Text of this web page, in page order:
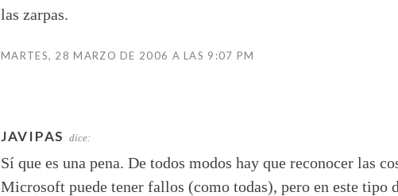
las zarpas.
MARTES, 28 MARZO DE 2006 A LAS 9:07 PM
JAVIPAS dice:
Sí que es una pena. De todos modos hay que reconocer las
Microsoft puede tener fallos (como todas), pero en este tipo